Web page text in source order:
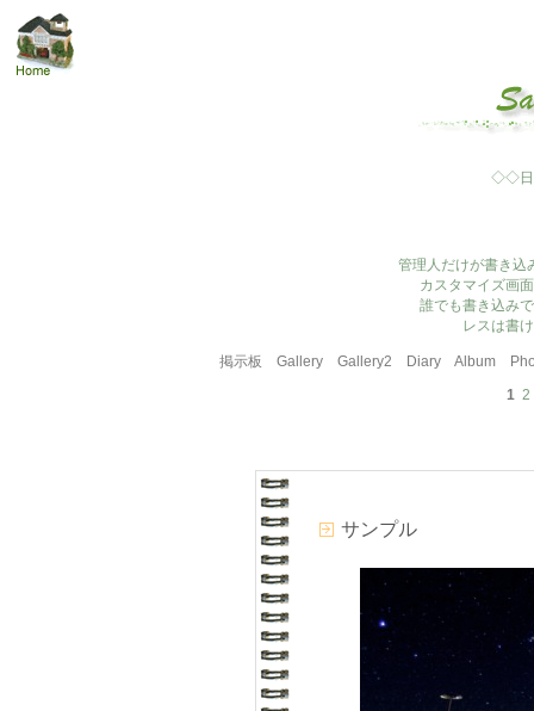
◇◇日
管理人だけが書き込
カスタマイズ画
誰でも書き込み
レスは書
掲示板 Gallery Gallery2 Diary Album
1 2
サンプル